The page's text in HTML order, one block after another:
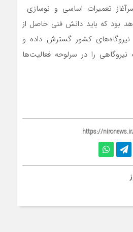
تعمیرات اساسی و نوسازی
بود که باید دانش فنی حاصل از
نیروگاه‌های کشور گسترش داده و
را در سرلوحه فعالیتها
https://